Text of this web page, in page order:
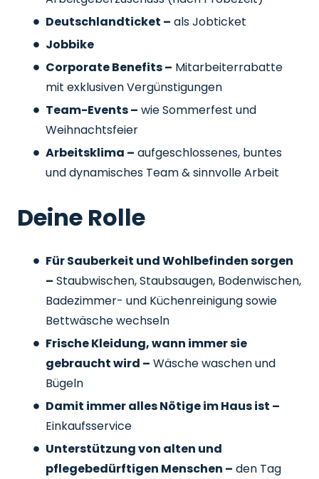
Deutschlandticket – als Jobticket
Jobbike
Corporate Benefits – Mitarbeiterrabatte
mit exklusiven Vergünstigungen
Team-Events – wie Sommerfest und
Weihnachtsfeier
Arbeitsklima – aufgeschlossenes, buntes
und dynamisches Team & sinnvolle Arbeit
Deine Rolle
Für Sauberkeit und Wohlbefinden sorgen
– Staubwischen, Staubsaugen, Bodenwischen,
Badezimmer- und Küchenreinigung sowie
Bettwäsche wechseln
Frische Kleidung, wann immer sie
gebraucht wird – Wäsche waschen und
Bügeln
Damit immer alles Nötige im Haus ist –
Einkaufsservice
Unterstützung von alten und
pflegebedürftigen Menschen – den Tag